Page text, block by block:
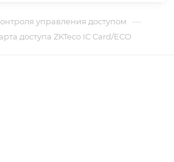
управления доступом —
доступа ZKTeco IC Card/ECO